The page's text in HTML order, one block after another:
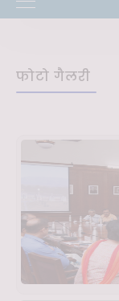
फोटो गैलरी